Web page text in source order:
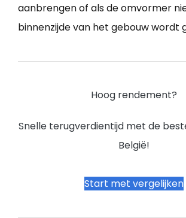
aanbrengen of als de omvormer
binnenzijde van het gebouw wordt
Hoog rendement?
Snelle terugverdientijd met de
België!
Start met vergelijken